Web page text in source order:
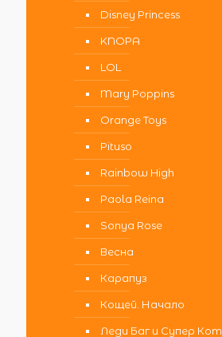
Disney Princess
KNOPA
LOL
Mary Poppins
Orange Toys
Pituso
Rainbow High
Paola Reina
Sonya Rose
Весна
Карапуз
Кощей. Начало
Леди Баг и Супер Кот